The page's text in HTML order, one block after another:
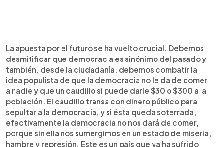
La apuesta por el futuro se ha vuelto crucial. Debemos
desmitificar que democracia es sinónimo del pasado y
también, desde la ciudadanía, debemos combatir la
idea populista de que la democracia no le da de comer
a nadie y que un caudillo sí puede darle $30 o $300 a la
población. El caudillo transa con dinero público para
sepultar a la democracia, y si ésta queda soterrada,
efectivamente la democracia no nos dará de comer,
porque sin ella nos sumergimos en un estado de miseria,
hambre y represión. Este es un país que ya ha sufrido